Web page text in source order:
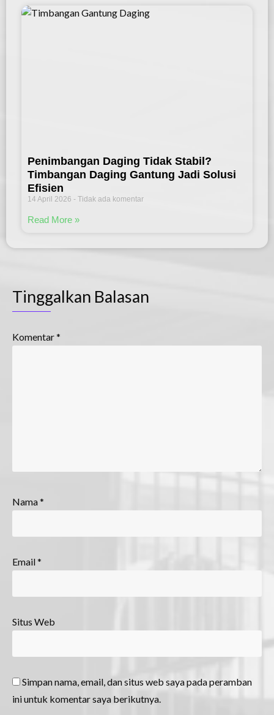
Penimbangan Daging Tidak Stabil?
Timbangan Daging Gantung Jadi Solusi
Efisien
14 April 2026 Tidak ada komentar
Read More »
Tinggalkan Balasan
Komentar*
Nama*
Email*
Situs Web
Simpan nama, email, dan situs web saya pada peramban
ini untuk komentar saya berikutnya.